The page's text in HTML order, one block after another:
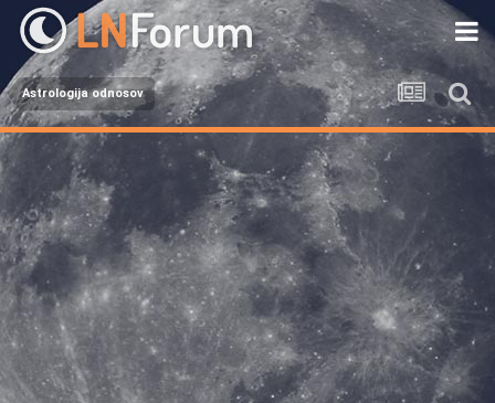
Astrologija odnosov